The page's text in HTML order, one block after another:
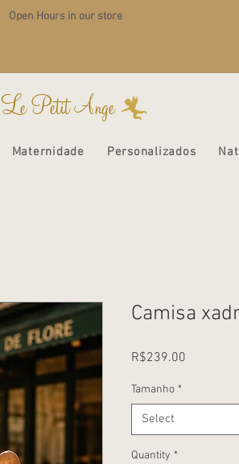
Open Hours in our store
Le Petit Ange
Maternidade Personalizados
Camisa
R$239.00
Tamanho *
Select
Quantity *